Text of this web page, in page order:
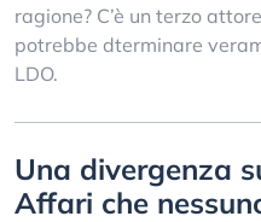
ragione? C’è un terzo
potrebbe dterminare
LDO.
Una divergenza
Affari che